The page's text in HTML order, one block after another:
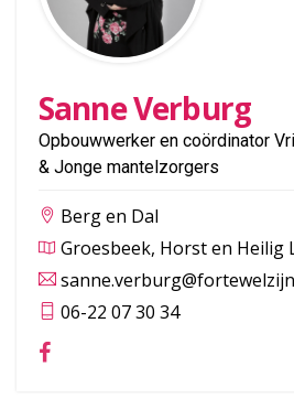
Sanne Verburg
Opbouwwerker en coördinator
& Jonge mantelzorgers
Berg en Dal
Groesbeek, Horst en Heilig
06-22 07 30 34